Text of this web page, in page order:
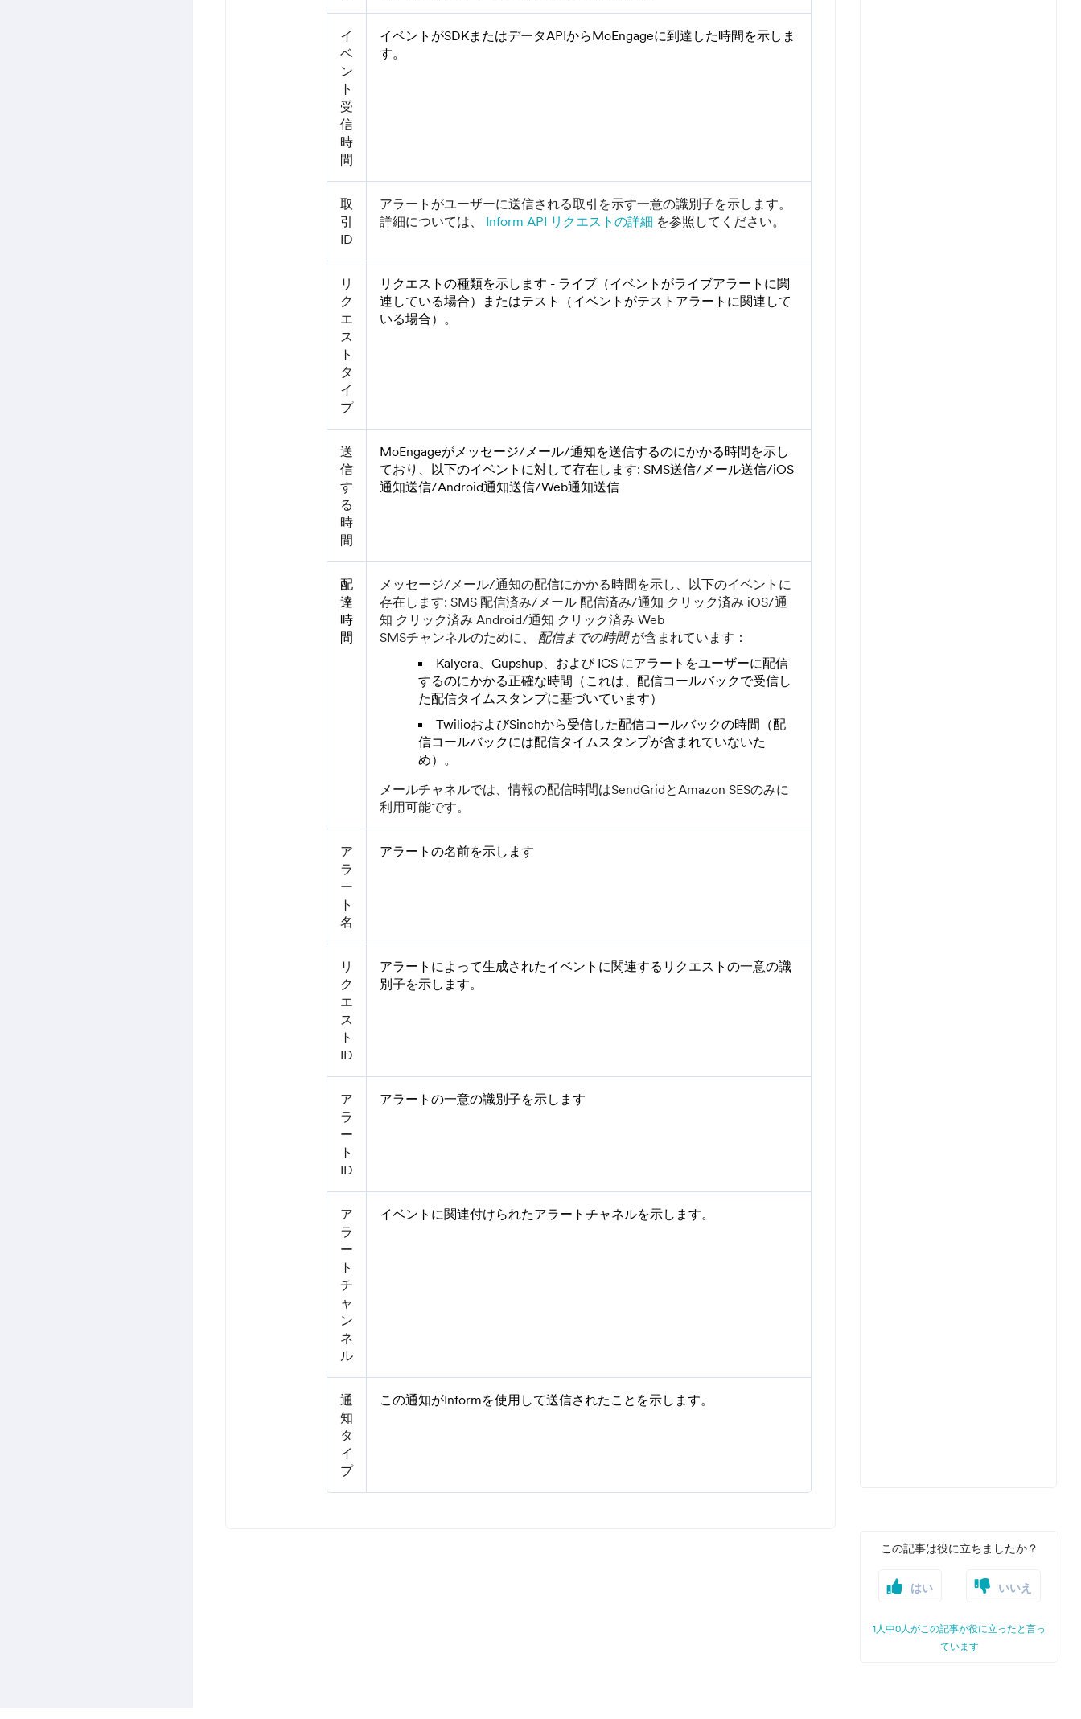
イ
ベ
ン
ト
受
信
時
間
イベントがSDKまたはデータAPIからMoEngageに到達した時間を示しま
す。
取
引
ID
アラートがユーザーに送信される取引を示す一意の識別子を示します。
詳細については、 Inform API リクエストの詳細 を参照してください。
リ
ク
エ
ス
ト
タ
イ
プ
リクエストの種類を示します - ライブ（イベントがライブアラートに関
連している場合）またはテスト（イベントがテストアラートに関連して
いる場合）。
送
信
す
る
時
間
MoEngageがメッセージ/メール/通知を送信するのにかかる時間を示し
ており、以下のイベントに対して存在します: SMS送信/メール送信/iOS
通知送信/Android通知送信/Web通知送信
配
達
時
間
メッセージ/メール/通知の配信にかかる時間を示し、以下のイベントに
存在します: SMS 配信済み/メール 配信済み/通知 クリック済み iOS/通
知 クリック済み Android/通知 クリック済み Web
SMSチャンネルのために、 配信までの時間が含まれています：
Kalyera、Gupshup、および ICS にアラートをユーザーに配信
するのにかかる正確な時間（これは、配信コールバックで受信し
た配信タイムスタンプに基づいています）
TwilioおよびSinchから受信した配信コールバックの時間（配
信コールバックには配信タイムスタンプが含まれていないた
め）。
メールチャネルでは、情報の配信時間はSendGridとAmazon SESのみに
利用可能です。
ア
ラ
ー
ト
名
アラートの名前を示します
リ
ク
エ
ス
ト
ID
アラートによって生成されたイベントに関連するリクエストの一意の識
別子を示します。
ア
ラ
ー
ト
ID
アラートの一意の識別子を示します
ア
ラ
ー
ト
チ
ャ
ン
ネ
ル
イベントに関連付けられたアラートチャネルを示します。
通
知
タ
イ
プ
この通知がInformを使用して送信されたことを示します。
この記事は役に立ちましたか？
はい いいえ
1人中0人がこの記事が役に立ったと言っ
ています